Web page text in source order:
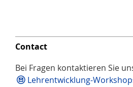
Contact
Bei Fragen kontaktieren Sie
Lehrentwicklung-